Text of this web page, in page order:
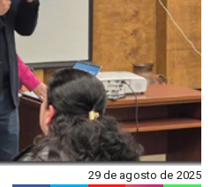
29 de agosto de 2025